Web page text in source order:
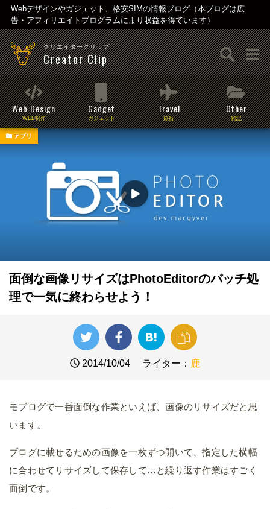
Webデザインやガジェット、格安SIMの情報ブログ（本ブログは広
告・アフィリエイトプログラムにより収益を得ています）
クリエイタークリップ
Creator Clip
Web Design
WEB制作
Gadget
ガジェット
Travel
旅行
Other
雑記
アプリ
面倒な画像リサイズはPhotoEditorのバッチ処
理で一気に終わらせよう！
2014/10/04 ライター： 鹿
モブログで一番面倒な作業といえば、画像のリサイズだと思
います。
ブログに載せるための画像を一枚ずつ開いて、指定した横幅
に合わせてリサイズして保存して…と繰り返す作業はすごく
面倒です。